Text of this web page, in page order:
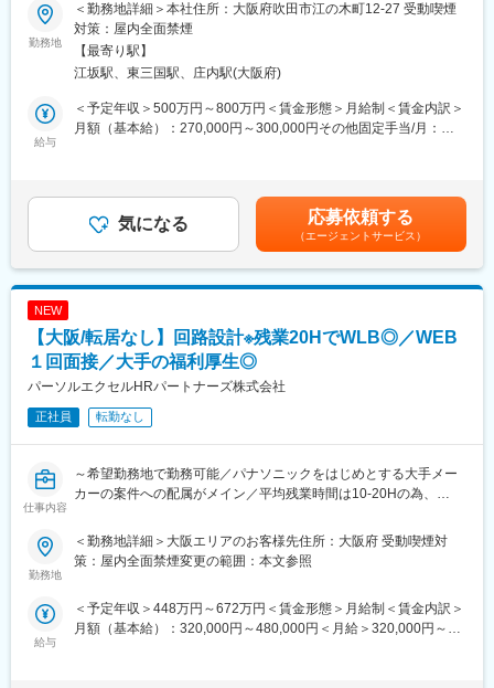
＜キャリアドック制度＞
希望する仕事があっても、会社の都合で挑戦できないという転職
理由の方にも◎当社では専任のキャリアアドバイザーがおり、キ
ャリアアドバイザーが社内に働きかける事で希望する仕事への挑
らこその取り組みです。
＜FA制度＞
転職をする必要なく、社内での新しいキャリアを形成し、貴方の
エンジニアとしての可能性を広げる事が可能です。
■業務内容：
列車無線・保守無線・基地局無線などをはじめとする無線・通信
機器の回路設計・高周波設計をご担当いただきます。
・電気設計グル－プにて無線機器の設計
・無線・遠隔制御装置のシュミレーション開発
・無線・通信機器の開発・設計など
顧客のニーズに合わせカスタマイズをしていきます。まったく同
じとなる製品はなく基本的に0ベースで設計から行います。
安全性と品質を担保するために必要な調査・データ解析・検証な
配属先には12名（男性10名／女性2名）が在籍しており、40～50
代がメインとなっております。中途入社の方が殆どで、馴染みや
すい環境となります。
■扱う製品について
で業界内で非常に高い信頼性を得ています。大手競合メーカーか
らのリプレイスもあります。
■やりがい
無線機は導入後10-20年は維持運用を行うため、非常に高い耐久
名だたる大手インフラメーカーから、技術的な相談をもらう事も
少なくございません。あらゆる産業の無線・通信を支え我々の生
勤務地
＜勤務地詳細＞本社住所：大阪府吹田市江の木町12-27 受動喫煙
対策：屋内全面禁煙
【最寄り駅】
江坂駅、東三国駅、庄内駅(大阪府)
給与
＜予定年収＞500万円～800万円＜賃金形態＞月給制＜賃金内訳＞
月額（基本給）：270,000円～300,000円その他固定手当/月：
分賞与あり)■その他固定手当：役職手当賃金はあくまでも目安の
金額であり、選考を通じて上下する可能性があります。月給(月額)
は固定手当を含めた表記です。
気になる 応募依頼する
（エージェントサービス）
NEW
【大阪/転居なし】回路設計※残業20HでWLB◎／WEB
１回面接／大手の福利厚生◎
パーソルエクセルHRパートナーズ株式会社
正社員 転勤なし
仕事内容
～希望勤務地で勤務可能／パナソニックをはじめとする大手メー
カーの案件への配属がメイン／平均残業時間は10-20Hの為、
パナソニックの人材パートナー会社である当社にて、電気・回路
■仕事内容：
勤務地
＜勤務地詳細＞大阪エリアのお客様先住所：大阪府 受動喫煙対
策：屋内全面禁煙変更の範囲：本文参照
給与
＜予定年収＞448万円～672万円＜賃金形態＞月給制＜賃金内訳＞
月額（基本給）：320,000円～480,000円＜月給＞320,000円～